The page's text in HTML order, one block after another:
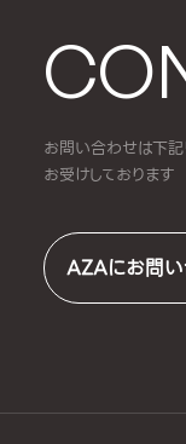
お問い合わせは下記
お受けしております
AZAにお問